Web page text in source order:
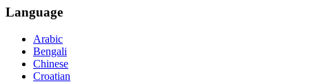
Language
Arabic
Bengali
Chinese
Croatian